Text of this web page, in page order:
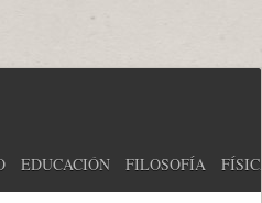
EDUCACIÓN FILOSOFÍA